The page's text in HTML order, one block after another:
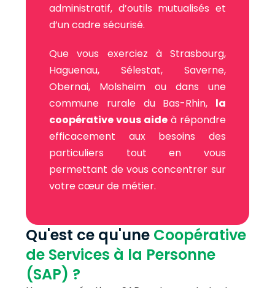
administratif, d’outils mutualisés et
d’un cadre sécurisé.
Que vous exerciez à Strasbourg,
Haguenau, Sélestat, Saverne,
Obernai, Molsheim ou dans une
commune rurale du Bas-Rhin, la
coopérative vous aide à répondre
efficacement aux besoins des
particuliers tout en vous
permettant de vous concentrer sur
votre cœur de métier.
Qu'est ce qu'une Coopérative
de Services à la Personne
(SAP) ?